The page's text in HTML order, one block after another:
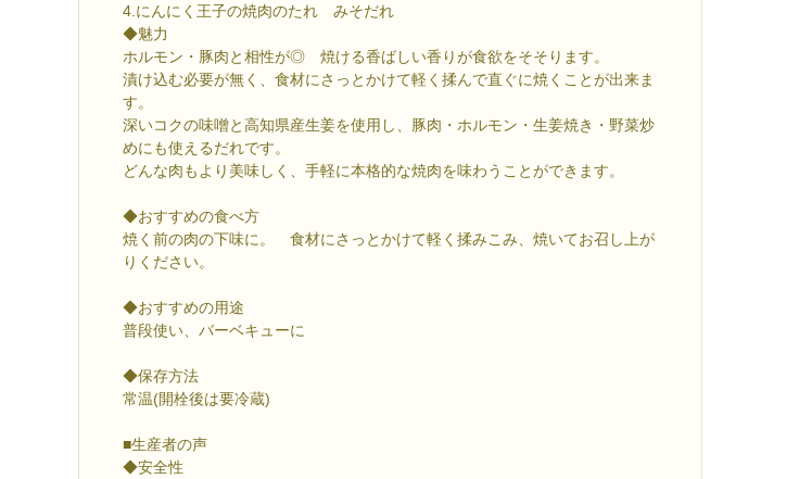
4.にんにく王子の焼肉のたれ みそだれ
◆魅力
ホルモン・豚肉と相性が◎ 焼ける香ばしい香りが食欲をそそります。
漬け込む必要が無く、食材にさっとかけて軽く揉んで直ぐに焼くことが出来ま
す。
深いコクの味噌と高知県産生姜を使用し、豚肉・ホルモン・生姜焼き・野菜炒
めにも使えるだれです。
どんな肉もより美味しく、手軽に本格的な焼肉を味わうことができます。
◆おすすめの食べ方
焼く前の肉の下味に。 食材にさっとかけて軽く揉みこみ、焼いてお召し上が
りください。
◆おすすめの用途
普段使い、バーベキューに
◆保存方法
常温(開栓後は要冷蔵)
■生産者の声
◆安全性